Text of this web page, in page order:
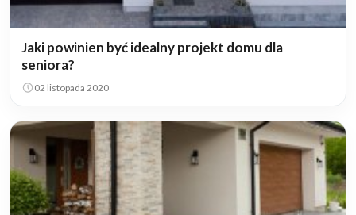
Jaki powinien być idealny projekt domu dla
seniora?
02 listopada 2020